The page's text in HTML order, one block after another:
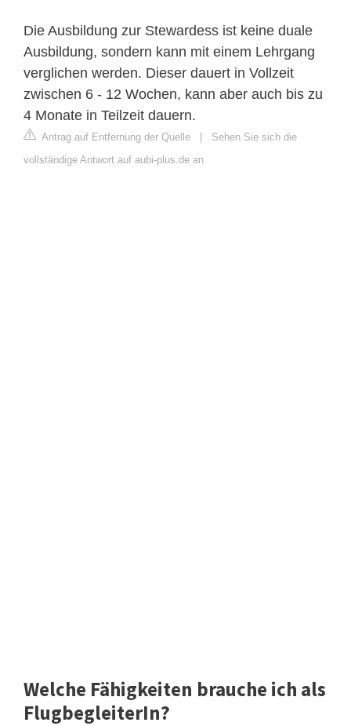
Die Ausbildung zur Stewardess ist keine duale
Ausbildung, sondern kann mit einem Lehrgang
verglichen werden. Dieser dauert in Vollzeit
zwischen 6 - 12 Wochen, kann aber auch bis zu
4 Monate in Teilzeit dauern.
Antrag auf Entfernung der Quelle | Sehen Sie sich die
vollständige Antwort auf aubi-plus.de an
Welche Fähigkeiten brauche ich als
FlugbegleiterIn?